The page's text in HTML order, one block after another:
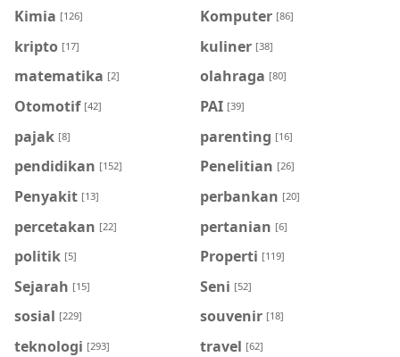
Kimia [126] Komputer [86]
kripto [17] kuliner [38]
matematika [2] olahraga [80]
Otomotif [42] PAI [39]
pajak [8] parenting [16]
pendidikan [152] Penelitian [26]
Penyakit [13] perbankan [20]
percetakan [22] pertanian [6]
politik [5] Properti [119]
Sejarah [15] Seni [52]
sosial [229] souvenir [18]
teknologi [293] travel [62]